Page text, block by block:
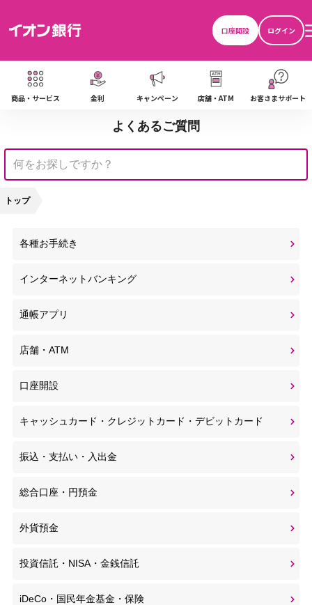
口座開設
ログイン
商品・サービス 金利 キャンペーン 店舗・ATM お客さまサポート
よくあるご質問
トップ
各種お手続き
インターネットバンキング
通帳アプリ
店舗・ATM
口座開設
キャッシュカード・クレジットカード・デビットカード
振込・支払い・入出金
総合口座・円預金
外貨預金
投資信託・NISA・金銭信託
iDeCo・国民年金基金・保険